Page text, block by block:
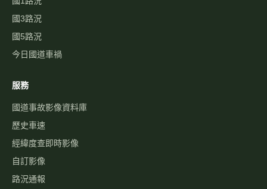
國3路況
國5路況
今日國道車禍
服務
國道事故影像資料庫
歷史車速
經緯度查即時影像
自訂影像
路況通報